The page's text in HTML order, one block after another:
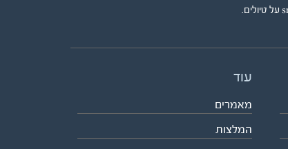
עוד
מאמרים
המלצות